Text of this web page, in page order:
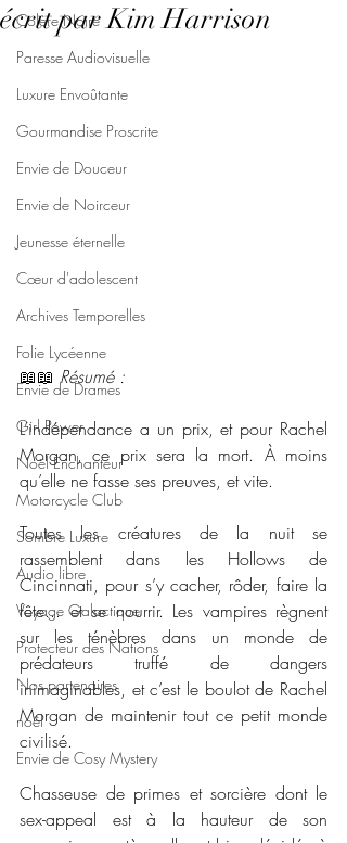
Colère Noire
Paresse Audiovisuelle
Luxure Envoûtante
Gourmandise Proscrite
Envie de Douceur
Envie de Noirceur
Jeunesse éternelle
Cœur d'adolescent
Archives Temporelles
Folie Lycéenne
Envie de Drames
Girl Power
Noël Enchanteur
Motorcycle Club
Sombre Luxure
Audio libre
Voyage Galactique
Protecteur des Nations
Nos partenaires
noêl
Envie de Cosy Mystery
écrit par Kim Harrison
📖📖 Résumé :
L’indépendance a un prix, et pour Rachel
Morgan, ce prix sera la mort. À moins
qu’elle ne fasse ses preuves, et vite.
Toutes les créatures de la nuit se
rassemblent dans les Hollows de
Cincinnati, pour s’y cacher, rôder, faire la
fête... et se nourrir. Les vampires règnent
sur les ténèbres dans un monde de
prédateurs truffé de dangers
inimaginables, et c’est le boulot de Rachel
Morgan de maintenir tout ce petit monde
civilisé.
Chasseuse de primes et sorcière dont le
sex-appeal est à la hauteur de son